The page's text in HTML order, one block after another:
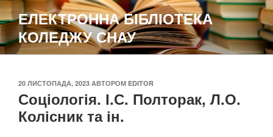
Перейти
до
вмісту
ЕЛЕКТРОННА БІБЛІОТЕКА
КОЛЕДЖУ СНАУ
ОПУБЛІКОВАНО
20 ЛИСТОПАДА, 2023 АВТОРОМ EDITOR
Соціологія. І.С. Полторак, Л.О.
Колісник та ін.